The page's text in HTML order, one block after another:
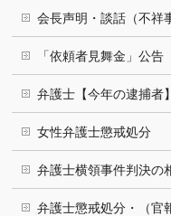
会長声明・談話（不祥
「依頼者見舞金」公告
弁護士【今年の逮捕者】
女性弁護士懲戒処分
弁護士横領事件判決の
弁護士懲戒処分・（官